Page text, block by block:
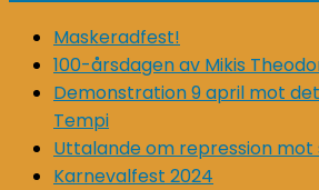
Maskeradfest!
100-årsdagen av Mikis
Demonstration 9 april mot
Tempi
Uttalande om repression mot
Karnevalfest 2024